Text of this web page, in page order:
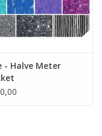
- Halve Meter